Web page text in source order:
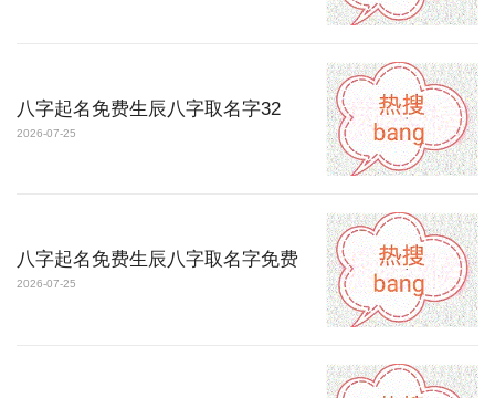
八字起名免费生辰八字取名字32
2026-07-25
八字起名免费生辰八字取名字免费
2026-07-25